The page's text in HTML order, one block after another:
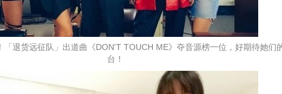
「退货远征队」出道曲《DON'T TOUCH ME》夺音源榜一位，好期待她们
台！